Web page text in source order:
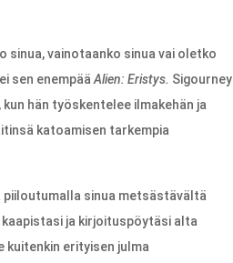
sinua, vainotaanko sinua vai oletko
sen enempää Alien: Eristys. Sigourney
hän työskentelee ilmakehän ja
katoamisen tarkempia
piiloutumalla sinua metsästävältä
ja kirjoituspöytäsi alta
kuitenkin erityisen julma